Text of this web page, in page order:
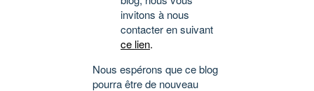
invitons à nous
contacter en suivant
ce lien.
Nous espérons que ce blog
pourra être de nouveau